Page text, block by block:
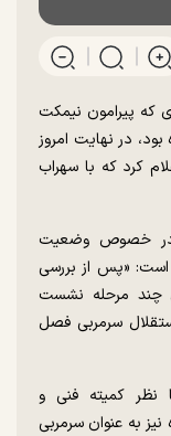
که پیرامون نیمکت
در نهایت امروز
کرد که با سهراب
در خصوص وضعیت
است: «پس از بررسی
چند مرحله نشست
سرمربی فصل
نظر کمیته فنی و
به عنوان سرمربی